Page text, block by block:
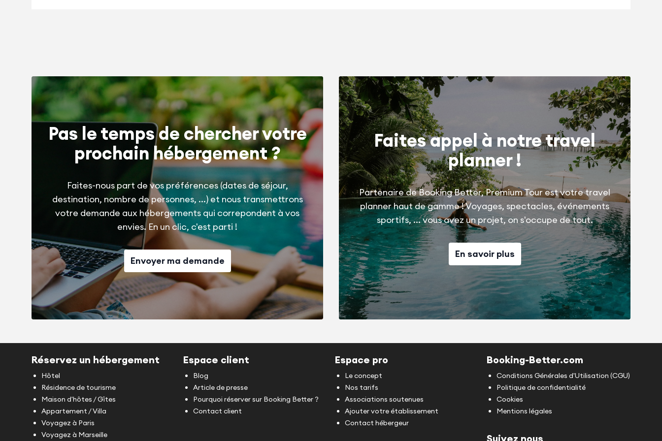
Pas le temps de chercher votre
prochain hébergement ?
Faites-nous part de vos préférences (dates de séjour,
destination, nombre de personnes, ...) et nous transmettrons
votre demande aux hébergements qui correpondent à vos
envies. En un clic, c'est parti !
Envoyer ma demande
Faites appel à notre travel
planner !
Partenaire de Booking Better, Premium Tour est votre travel
planner haut de gamme ! Voyages, spectacles, événements
sportifs, ... vous avez un projet, on s'occupe de tout.
En savoir plus
Réservez un hébergement
Hôtel
Résidence de tourisme
Maison d'hôtes / Gîtes
Appartement / Villa
Voyagez à Paris
Voyagez à Marseille
Espace client
Blog
Article de presse
Pourquoi réserver sur Booking Better ?
Contact client
Espace pro
Le concept
Nos tarifs
Associations soutenues
Ajouter votre établissement
Contact hébergeur
Booking-Better.com
Conditions Générales d'Utilisation (CGU)
Politique de confidentialité
Cookies
Mentions légales
Suivez nous